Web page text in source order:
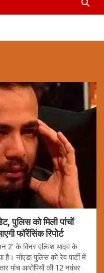
पुलिस को मिली पांचों
फॉरेंसिंक रिपोर्ट
2’ के विनर एल्विश यादव के
नोएडा पुलिस को रेव पार्टी में
पांच आरोपियों की 12 नवंबर